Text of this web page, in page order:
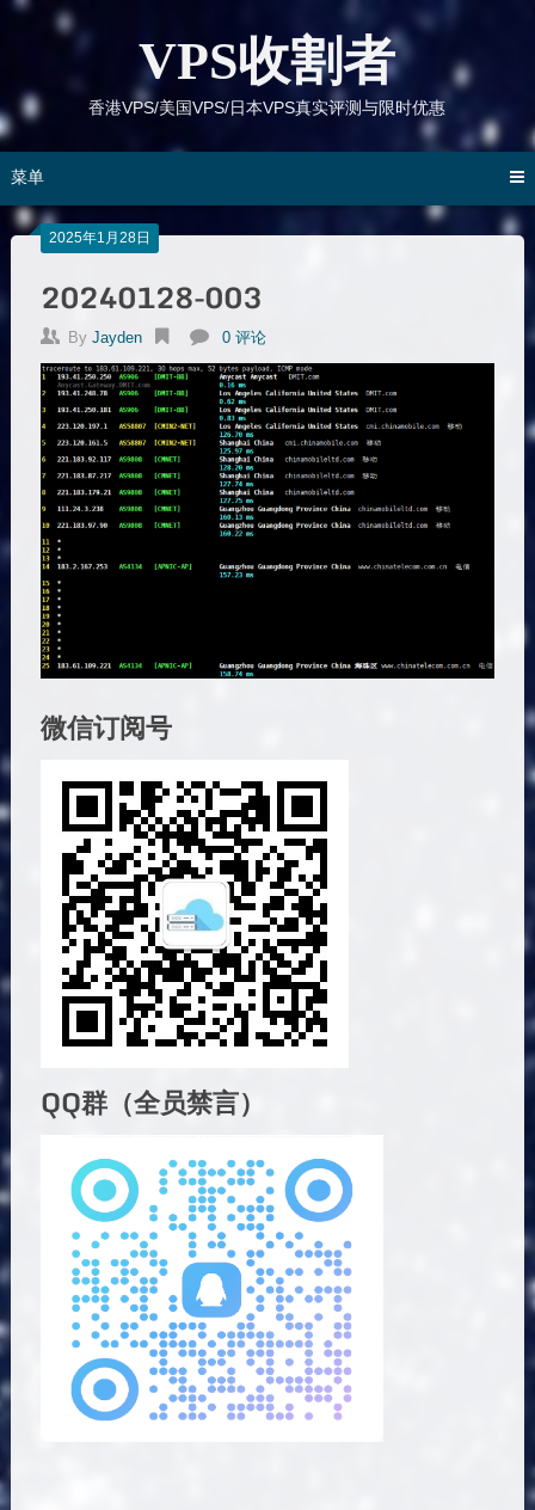
跳
VPS收割者
香港VPS/美国VPS/日本VPS真实评测与限时优惠
菜单
2025年1月28日
20240128-003
By Jayden 0 评论
微信订阅号
QQ群（全员禁言）